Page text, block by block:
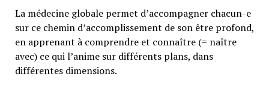
La médecine globale permet d’accompagner chacun-e
sur ce chemin d’accomplissement de son être profond,
en apprenant à comprendre et connaître (= naître
avec) ce qui l’anime sur différents plans, dans
différentes dimensions.